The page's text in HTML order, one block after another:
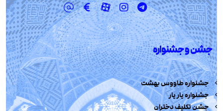
جشن و جشنواره
جشنواره طاووس بهشت
جشنواره یار یار
جشن تکلیف دختران